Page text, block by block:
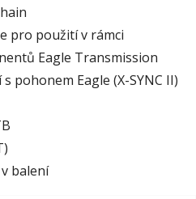
pro použití v rámci
Eagle Transmission
pohonem Eagle (X-SYNC II)
balení